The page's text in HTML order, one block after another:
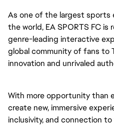
As one of the largest
the world, EA SPORTS FC
genre-leading interactive
global community of fans to
innovation and unrivaled
With more opportunity than
create new, immersive
inclusivity, and connection